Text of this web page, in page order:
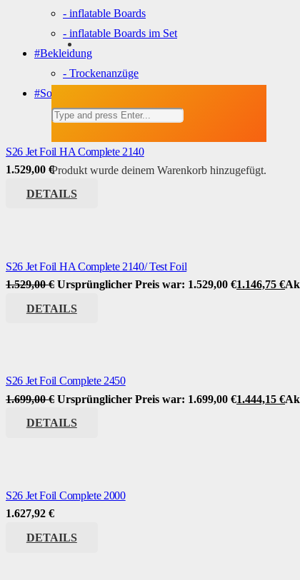
Produkt wurde deinem Warenkorb hinzugefügt.
- inflatable Boards
- inflatable Boards im Set
#Bekleidung
- Trockenanzüge
#Sonstiges
S26 Jet Foil HA Complete 2140
1.529,00 €
DETAILS
S26 Jet Foil HA Complete 2140/ Test Foil
1.529,00€ Ursprünglicher Preis war: 1.529,00 €1.146,75 €
DETAILS
S26 Jet Foil Complete 2450
1.699,00€ Ursprünglicher Preis war: 1.699,00 €1.444,15 €
DETAILS
S26 Jet Foil Complete 2000
1.627,92 €
DETAILS